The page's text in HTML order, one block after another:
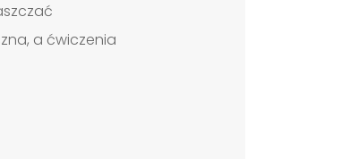
a ćwiczenia